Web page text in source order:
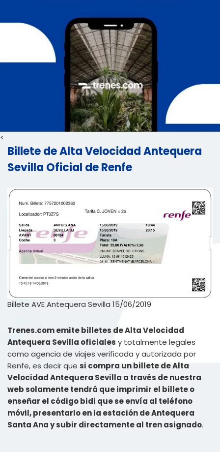
<
Billete de Alta Velocidad Antequera
Sevilla Oficial de Renfe
Billete AVE Antequera Sevilla 15/06/2019
Trenes.com emite billetes de Alta Velocidad
Antequera Sevilla oficiales y totalmente legales
como agencia de viajes verificada y autorizada por
Renfe, es decir que si compra un billete de Alta
Velocidad Antequera Sevilla a través de nuestra
web solamente tendrá que imprimir el billete o
enseñar el código bidi que se envía al teléfono
móvil, presentarlo en la estación de Antequera
Santa Ana y subir directamente al tren asignado.